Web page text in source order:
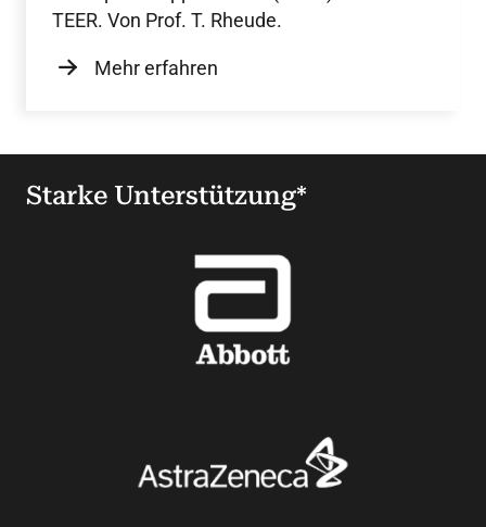
TEER. Von Prof. T. Rheude.
Mehr erfahren
Starke Unterstützung*